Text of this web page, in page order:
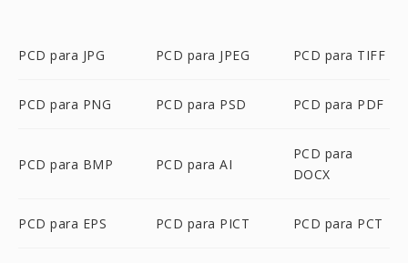
PCD para JPG PCD para JPEG PCD para TIFF
PCD para PNG PCD para PSD PCD para PDF
PCD para BMP PCD para AI
PCD para
DOCX
PCD para EPS PCD para PICT PCD para PCT